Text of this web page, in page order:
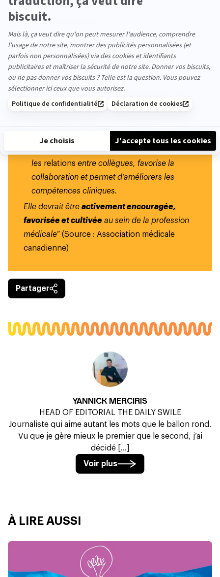
est bénéfique pour…
… les patients
écoutés et compris, leur satisfaction, leur
observance du traitement et leur santé
s’améliorent.
… les médecins . Selon des études,
l’empathie dans la prestation de soins aiderait
les médecins à donner un sens à leur travail,
… les organisations.L’empathie renforce
les relations entre collègues, favorise la
collaboration et permet d’améliorers les
compétences cliniques.
Elle devrait être activement encouragée,
favorisée et cultivée au sein de la profession
médicale” (Source : Association médicale
canadienne)
Partager
YANNICK MERCIRIS
HEAD OF EDITORIAL THE DAILY SWILE
Journaliste qui aime autant les mots que le ballon rond.
Vu que je gère mieux le premier que le second, j’ai
décidé [...]
Voir plus
À LIRE AUSSI